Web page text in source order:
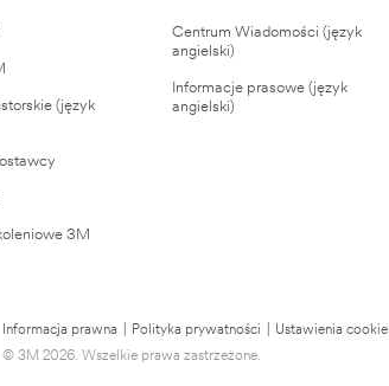
(język
3M
Centrum Wiadomości (język
angielski)
Informacje prasowe (język
angielski)
Informacja prawna Polityka prywatności
Ustawienia cookie
© 3M 2026. Wszelkie prawa zastrzeżone.